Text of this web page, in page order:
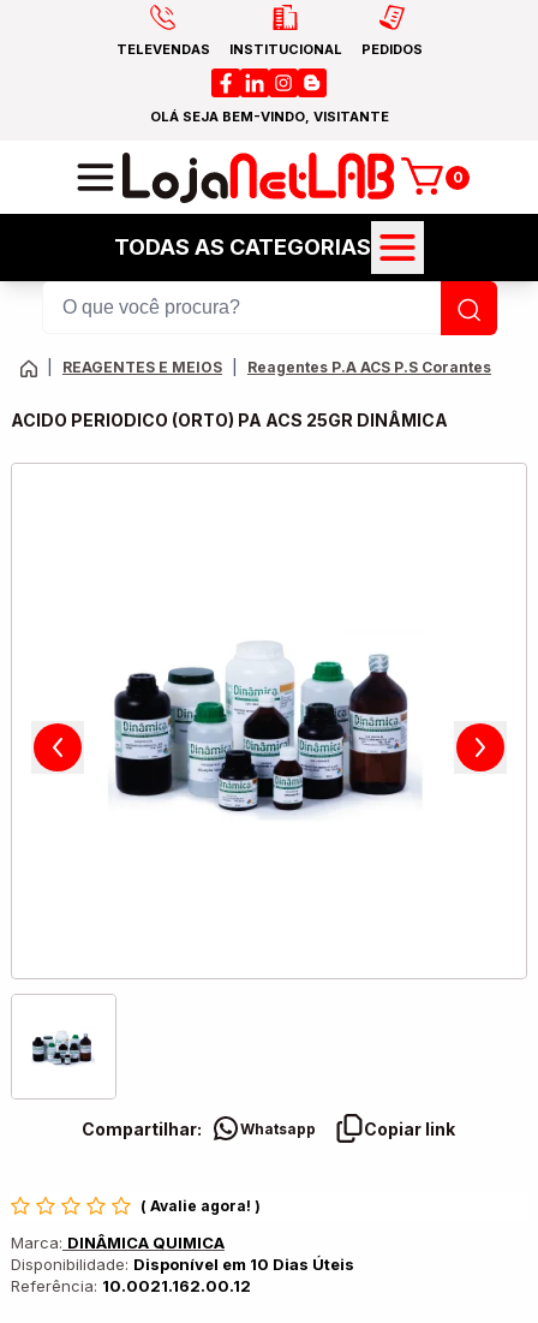
TELEVENDAS INSTITUCIONAL PEDIDOS
OLÁ SEJA BEM-VINDO, VISITANTE
0
TODAS AS CATEGORIAS
REAGENTES E MEIOS Reagentes P.A ACS P.S Corantes
ACIDO PERIODICO (ORTO) PA ACS 25GR DINÂMICA
Compartilhar: Whatsapp Copiar link
( Avalie agora! )
Marca: DINÂMICA QUIMICA
Disponibilidade: Disponível em 10 Dias Úteis
Referência: 10.0021.162.00.12